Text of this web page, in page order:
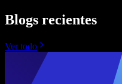
Blogs recientes
Ver todo